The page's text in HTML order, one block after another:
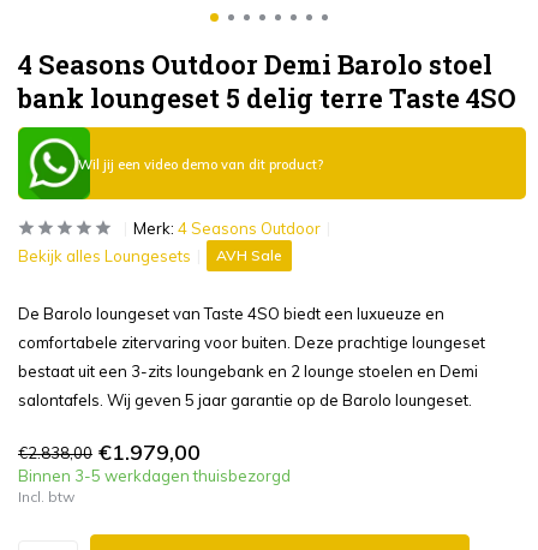
4 Seasons Outdoor Demi Barolo stoel
bank loungeset 5 delig terre Taste 4SO
Wil jij een video demo van dit product?
Merk: 4 Seasons Outdoor
Bekijk alles Loungesets
AVH Sale
De Barolo loungeset van Taste 4SO biedt een luxueuze en
comfortabele zitervaring voor buiten. Deze prachtige loungeset
bestaat uit een 3-zits loungebank en 2 lounge stoelen en Demi
salontafels. Wij geven 5 jaar garantie op de Barolo loungeset.
€2.838,00 €1.979,00
Binnen 3-5 werkdagen thuisbezorgd
Incl. btw